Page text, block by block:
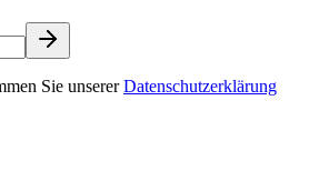
Sie unserer Datenschutzerklärung